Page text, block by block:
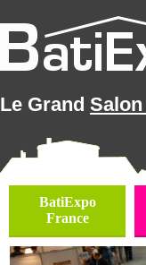
Le Grand
BatiExpo
France